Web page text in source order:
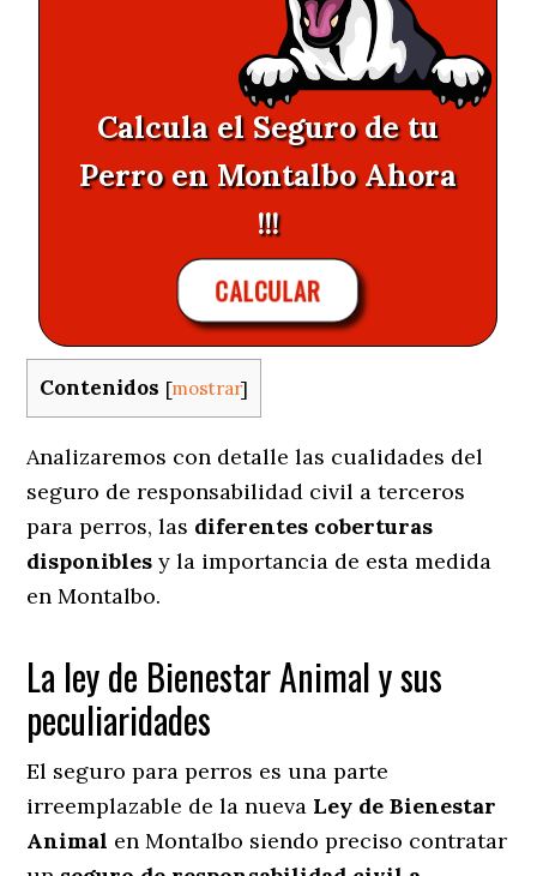
Calcula el Seguro de tu
Perro en Montalbo Ahora
!!!
CALCULAR
Contenidos [mostrar]
Analizaremos con detalle las cualidades del
seguro de responsabilidad civil a terceros
para perros, las diferentes coberturas
disponibles y la importancia de esta medida
en Montalbo.
La ley de Bienestar Animal y sus
peculiaridades
El seguro para perros es una parte
irreemplazable de la nueva Ley de Bienestar
Animal en Montalbo siendo preciso contratar